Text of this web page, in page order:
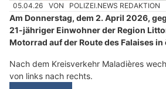
05.04.26 VON POLIZEI.NEWS REDAKTION
Am Donnerstag, dem 2. April 2026,
21-jähriger Einwohner der Region
Motorrad auf der Route des Falaises
Nach dem Kreisverkehr Maladières
von links nach rechts.